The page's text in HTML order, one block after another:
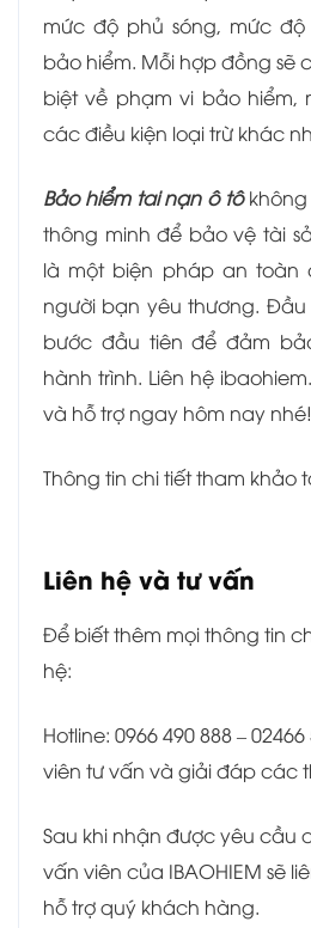
mức độ phủ sóng, mức
bảo hiểm. Mỗi hợp đồng sẽ
biệt về phạm vi bảo hiểm,
các điều kiện loại trừ khác
Bảo hiểm tai nạn ô tô
thông minh để bảo vệ tài
là một biện pháp an toàn
người bạn yêu thương.
bước đầu tiên để đảm
hành trình. Liên hệ
và hỗ trợ ngay hôm nay nhé!
Thông tin chi tiết tham khảo
Liên hệ và tư vấn
Để biết thêm mọi thông tin
hệ:
Hotline: 0966 490 888 –
viên tư vấn và giải đáp các
Sau khi nhận được yêu cầu
vấn viên của IBAOHIEM sẽ
hỗ trợ quý khách hàng.